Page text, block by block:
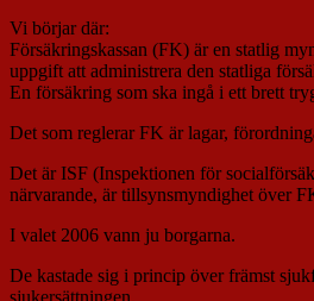
Vi börjar där:
Försäkringskassan (FK) är en statlig
uppgift att administrera den statliga
En försäkring som ska ingå i ett brett
Det som reglerar FK är lagar,
Det är ISF (Inspektionen för
närvarande, är tillsynsmyndighet över
I valet 2006 vann ju borgarna.
De kastade sig i princip över främst